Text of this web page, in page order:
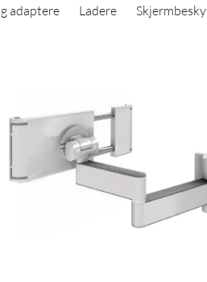
adaptere Ladere